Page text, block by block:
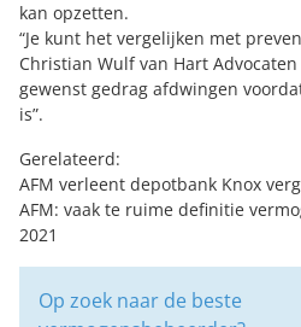
kan opzetten.
“Je kunt het vergelijken met
Christian Wulf van Hart Advocaten
gewenst gedrag afdwingen
is”.
Gerelateerd:
AFM verleent depotbank Knox
AFM: vaak te ruime definitie
2021
Op zoek naar de beste